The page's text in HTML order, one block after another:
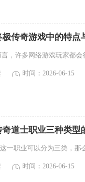
极传奇游戏中的特
，许多网络游戏玩家都会
时间：2026-06-15
奇道士职业三种类
一职业可以分为三类，那
时间：2026-06-15